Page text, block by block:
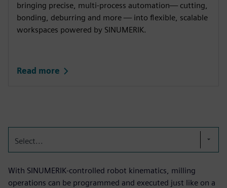
bringing precise, multi‑process automation— cutting,
bonding, deburring and more — into flexible, scalable
workspaces powered by SINUMERIK.​
Read more
Select...
With SINUMERIK‑controlled robot kinematics, milling
operations can be programmed and executed just like on a